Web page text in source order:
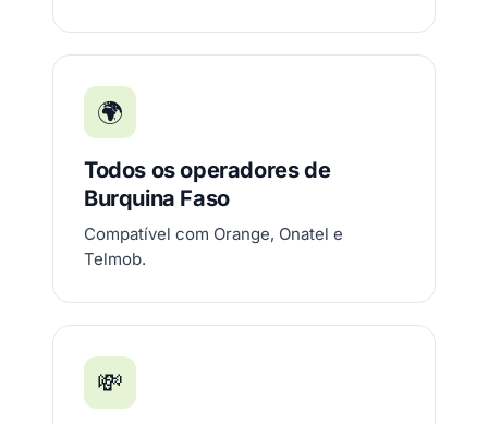
🌍
Todos os operadores de
Burquina Faso
Compatível com Orange, Onatel e
Telmob.
💸